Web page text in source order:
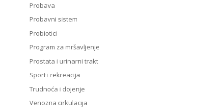
Probava
Probavni sistem
Probiotici
Program za mršavljenje
Prostata i urinarni trakt
Sport i rekreacija
Trudnoća i dojenje
Venozna cirkulacija